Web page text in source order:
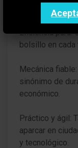
mejor precio!
Eficiencia pura:
bolsillo en cada
Mecánica
sinónimo de
económico.
Práctico y ágil:
aparcar en
y tecnológico.